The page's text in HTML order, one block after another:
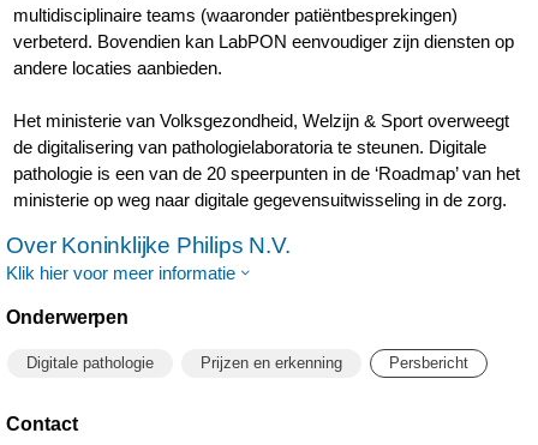
multidisciplinaire teams (waaronder patiëntbesprekingen)
verbeterd. Bovendien kan LabPON eenvoudiger zijn diensten op
andere locaties aanbieden.
Het ministerie van Volksgezondheid, Welzijn & Sport overweegt
de digitalisering van pathologielaboratoria te steunen. Digitale
pathologie is een van de 20 speerpunten in de ‘Roadmap’ van het
ministerie op weg naar digitale gegevensuitwisseling in de zorg.
Over Koninklijke Philips N.V.
Klik hier voor meer informatie
Onderwerpen
Digitale pathologie Prijzen en erkenning Persbericht
Contact